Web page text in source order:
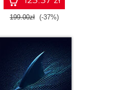
inteligentnych
systemów
199.00zł (-37%)